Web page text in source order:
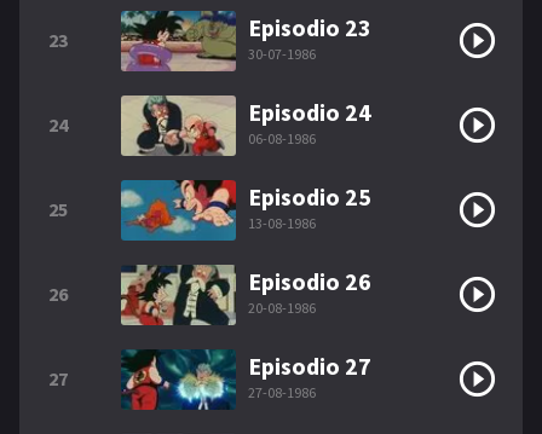
23 Episodio 23
30-07-1986
24 Episodio 24
06-08-1986
25 Episodio 25
13-08-1986
26 Episodio 26
20-08-1986
27 Episodio 27
27-08-1986